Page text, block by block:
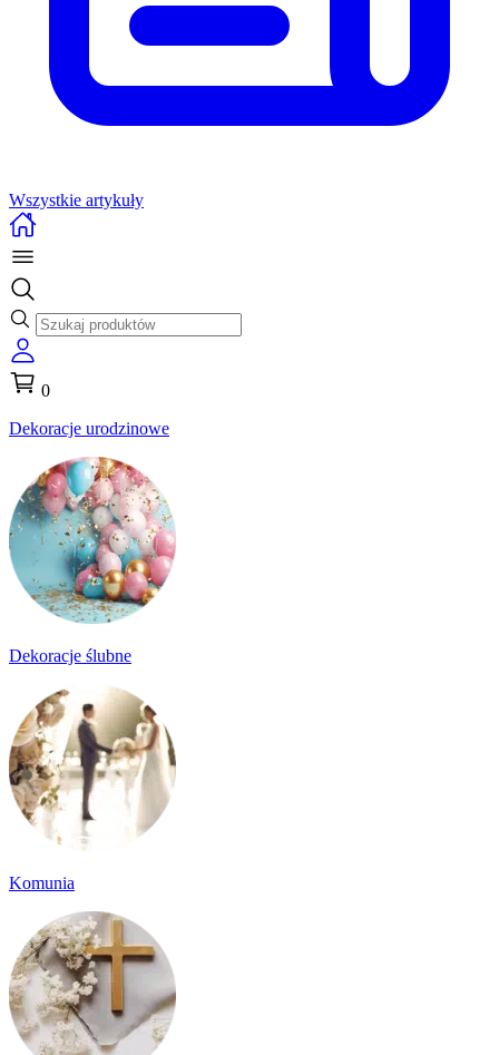
Wszystkie artykuły
0
Dekoracje urodzinowe
Dekoracje ślubne
Komunia